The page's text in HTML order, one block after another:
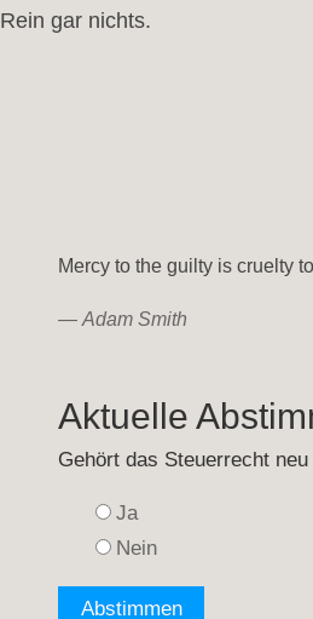
Rein gar nichts.
Mercy to the guilty is cruelty
— Adam Smith
Aktuelle
Gehört das Steuerrecht
Ja
Nein